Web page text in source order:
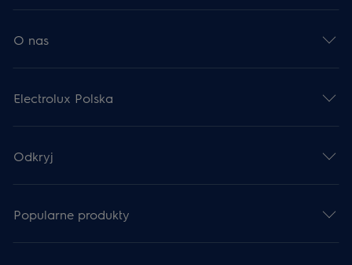
O nas
Electrolux Polska
Odkryj
Popularne produkty